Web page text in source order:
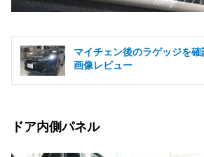
マイチェン後のラゲッジを
画像レビュー
ドア内側パネル